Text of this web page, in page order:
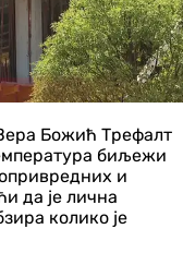
Божић Трефалт
биљежи
и
да је лична
колико је